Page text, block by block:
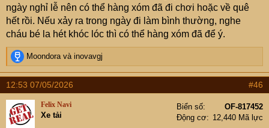
ngày nghỉ lễ nên có thể hàng xóm đã đi chơi hoặc về quê
hết rồi. Nếu xảy ra trong ngày đi làm bình thường, nghe
cháu bé la hét khóc lóc thì có thể hàng xóm đã để ý.
R
e
a
c
t
i
o
Moondoravà inovavgj
12:53 07/05/2026 #46
Felix Navi
Xe tải
Biển số
OF-817452
Động cơ
12,440 Mã lực